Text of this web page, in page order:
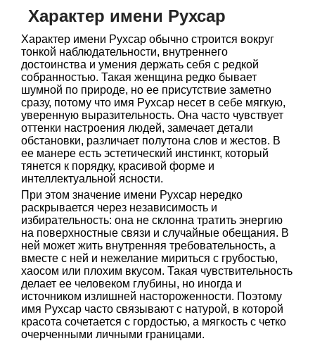
Характер имени Рухсар
Характер имени Рухсар обычно строится вокруг
тонкой наблюдательности, внутреннего
достоинства и умения держать себя с редкой
собранностью. Такая женщина редко бывает
шумной по природе, но ее присутствие заметно
сразу, потому что имя Рухсар несет в себе мягкую,
уверенную выразительность. Она часто чувствует
оттенки настроения людей, замечает детали
обстановки, различает полутона слов и жестов. В
ее манере есть эстетический инстинкт, который
тянется к порядку, красивой форме и
интеллектуальной ясности.
При этом значение имени Рухсар нередко
раскрывается через независимость и
избирательность: она не склонна тратить энергию
на поверхностные связи и случайные обещания. В
ней может жить внутренняя требовательность, а
вместе с ней и нежелание мириться с грубостью,
хаосом или плохим вкусом. Такая чувствительность
делает ее человеком глубины, но иногда и
источником излишней настороженности. Поэтому
имя Рухсар часто связывают с натурой, в которой
красота сочетается с гордостью, а мягкость с четко
очерченными личными границами.